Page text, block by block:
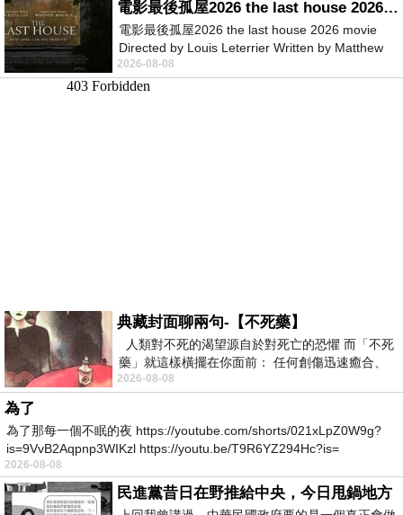
電影最後孤屋2026 the last house 2026 movie
電影最後孤屋2026 the last house 2026 movie
Directed by Louis Leterrier Written by Matthew
Robinson Starring Greta Lee Wa
2026-08-08
典藏封面聊兩句-【不死藥】
人類對不死的渴望源自於對死亡的恐懼 而「不死
藥」就這樣橫擺在你面前： 任何創傷迅速癒合、
停止衰老、痛覺消失…堪
2026-08-08
為了
為了那每一個不眠的夜 https://youtube.com/shorts/021xLpZ0W9g?
is=9VvB2Aqpnp3WIKzl https://youtu.be/T9R6YZ294Hc?is=
2026-08-08
民進黨昔日在野推給中央，今日甩鍋地方